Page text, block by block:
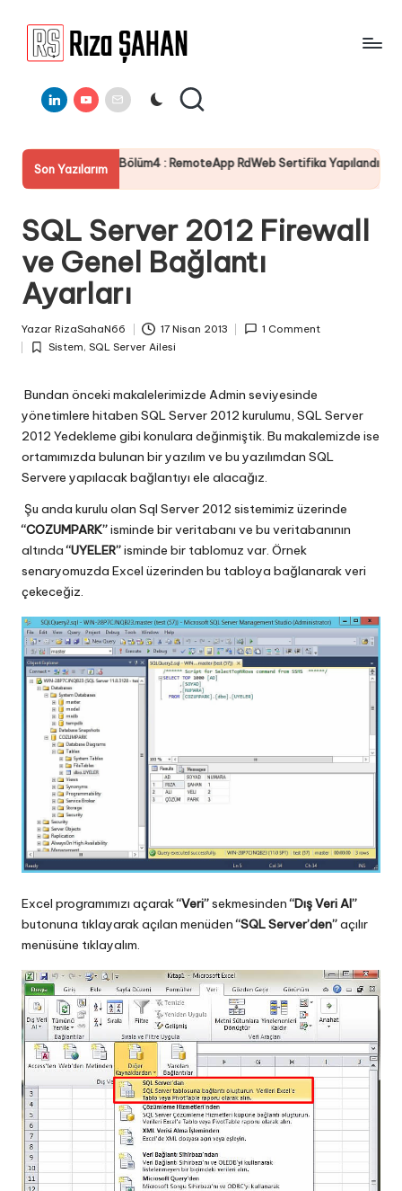
a
Ş
A
H
A
N
Bilgi
Paylaşım
LinkedinYoutube
E-
Mail
Son Yazılarım
: RemoteApp RdWeb Sertifika Yapılandırması Server
19
SQL Server 2012 Firewall
ve Genel Bağlantı
Ayarları
by
Yazar RizaSahaN66 17 Nisan 2013 1 Comment
Posted
Sistem, SQL Server Ailesi
Bundan önceki makalelerimizde Admin seviyesinde
yönetimlere hitaben SQL Server 2012 kurulumu, SQL Server
2012 Yedekleme gibi konulara değinmiştik. Bu makalemizde ise
ortamımızda bulunan bir yazılım ve bu yazılımdan SQL
Servere yapılacak bağlantıyı ele alacağız.
Şu anda kurulu olan Sql Server 2012 sistemimiz üzerinde
“COZUMPARK”isminde bir veritabanı ve bu veritabanının
altında“UYELER”isminde bir tablomuz var. Örnek
senaryomuzda Excel üzerinden bu tabloya bağlanarak veri
çekeceğiz.
Excel programımızı açarak“Veri”sekmesinden“Dış Veri Al”
butonuna tıklayarak açılan menüden“SQL Server’den”açılır
menüsüne tıklayalım.